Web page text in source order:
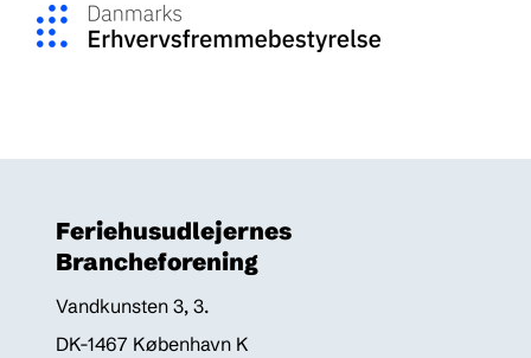
Feriehusudlejernes
Brancheforening
Vandkunsten 3, 3.
DK-1467 København K